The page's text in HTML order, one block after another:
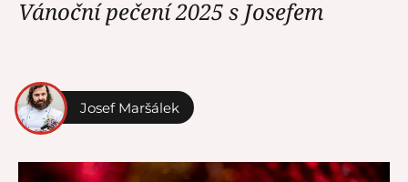
Vánoční pečení 2025 s Josefem
Josef Maršálek